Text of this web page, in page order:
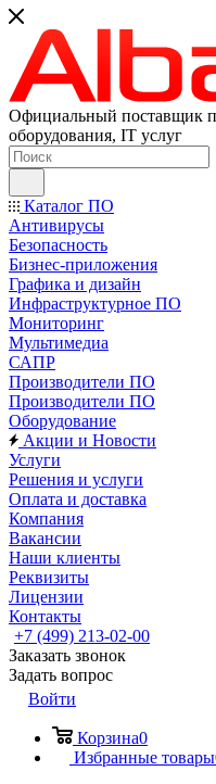
Официальный поставщик
оборудования, IT услуг
Каталог ПО
Антивирусы
Безопасность
Бизнес-приложения
Графика и дизайн
Инфраструктурное ПО
Мониторинг
Мультимедиа
САПР
Производители ПО
Производители ПО
Оборудование
Акции и Новости
Услуги
Решения и услуги
Оплата и доставка
Компания
Вакансии
Наши клиенты
Реквизиты
Лицензии
Контакты
+7 (499) 213-02-00
Заказать звонок
Задать вопрос
Войти
Корзина0
Избранные товары